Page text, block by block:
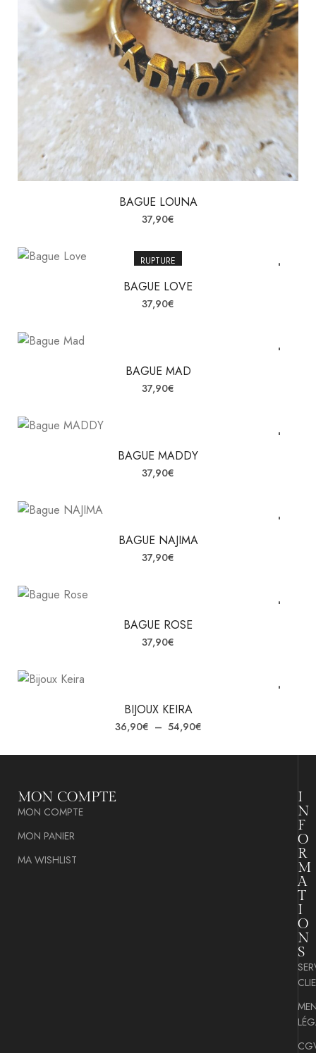
BAGUE LOUNA
37,90€
RUPTURE
BAGUE LOVE
37,90€
BAGUE MAD
37,90€
BAGUE MADDY
37,90€
BAGUE NAJIMA
37,90€
BAGUE ROSE
37,90€
BIJOUX KEIRA
36,90€ – 54,90€
MON COMPTE
MON COMPTE
MON PANIER
MA WISHLIST
I
N
F
O
R
M
A
T
I
O
N
S